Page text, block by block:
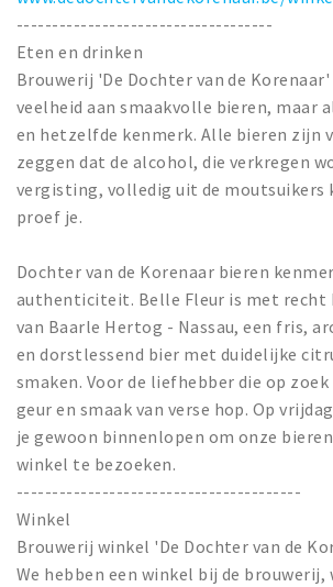
------------------------------------
Eten en drinken
Brouwerij 'De Dochter van de
veelheid aan smaakvolle bieren, maar
en hetzelfde kenmerk. Alle bieren zijn
zeggen dat de alcohol, die verkregen
vergisting, volledig uit de moutsuikers
proef je.
Dochter van de Korenaar bieren
authenticiteit. Belle Fleur is met recht
van Baarle Hertog - Nassau, een fris,
en dorstlessend bier met duidelijke
smaken. Voor de liefhebber die op
geur en smaak van verse hop. Op
je gewoon binnenlopen om onze
winkel te bezoeken.
----------------------------------------
Winkel
Brouwerij winkel 'De Dochter van de
We hebben een winkel bij de brouwerij,